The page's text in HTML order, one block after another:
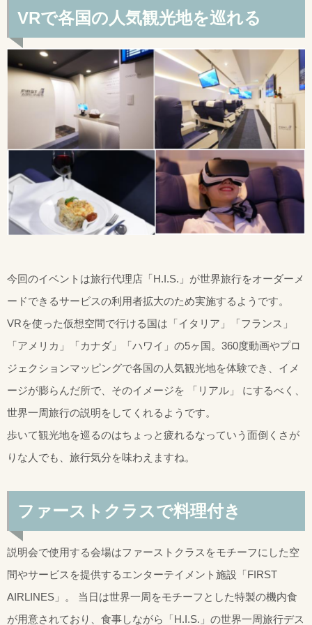
VRで各国の人気観光地を巡れる
今回のイベントは旅行代理店「H.I.S.」が世界旅行をオーダーメ
ードできるサービスの利用者拡大のため実施するようです。
VRを使った仮想空間で行ける国は「イタリア」「フランス」
「アメリカ」「カナダ」「ハワイ」の5ヶ国。360度動画やプロ
ジェクションマッピングで各国の人気観光地を体験でき、イメ
ージが膨らんだ所で、そのイメージを 「リアル」 にするべく、
世界一周旅行の説明をしてくれるようです。
歩いて観光地を巡るのはちょっと疲れるなっていう面倒くさが
りな人でも、旅行気分を味わえますね。
ファーストクラスで料理付き
説明会で使用する会場はファーストクラスをモチーフにした空
間やサービスを提供するエンターテイメント施設「FIRST
AIRLINES」。 当日は世界一周をモチーフとした特製の機内食
が用意されており、食事しながら「H.I.S.」の世界一周旅行デス